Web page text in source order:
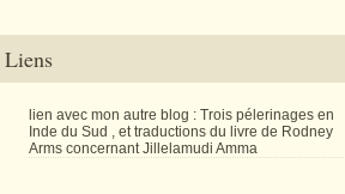
Liens
lien avec mon autre blog : Trois pélerinages en
Inde du Sud , et traductions du livre de Rodney
Arms concernant Jillelamudi Amma